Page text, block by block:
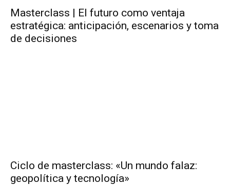
Masterclass | El futuro como ventaja
estratégica: anticipación, escenarios y toma
de decisiones
Ciclo de masterclass: «Un mundo falaz:
geopolítica y tecnología»